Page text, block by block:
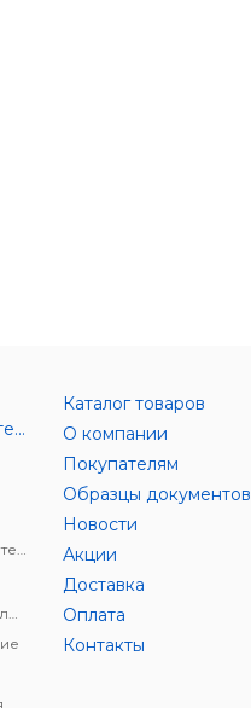
Аксессуары цифровой техники
Каталог товаров
О компании
Покупателям
Образцы документов
Новости
Акции
Доставка
Оплата
Контакты